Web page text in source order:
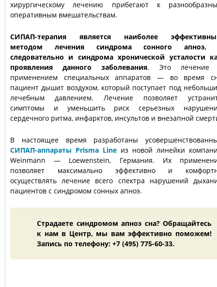
хирургическому лечению прибегают к
оперативным вмешательствам.
СИПАП-терапия является наиболее
методом лечения синдрома сонного апноэ,
следовательно и синдрома хронической усталости
проявления данного заболевания. Это лечение
применением специальных аппаратов — во время
пациент дышит воздухом, который поступает под
лечебным давлением. Лечение позволяет
симптомы и уменьшить риск серьезных
сердечного ритма, инфарктов, инсультов и внезапной
В настоящее время разработаны
СИПАП-аппараты Prisma Line из новой линейки
Weinmann — Loewenstein, Германия. Их
позволяет максимально эффективно и
осуществлять лечение всего спектра нарушений
пациентов с синдромом сонных апноэ.
Страдаете синдромом апноэ сна? Обращайтесь
к нам в Центр, мы вам эффективно поможем!
Запись по телефону: +7 (495) 775-60-33.